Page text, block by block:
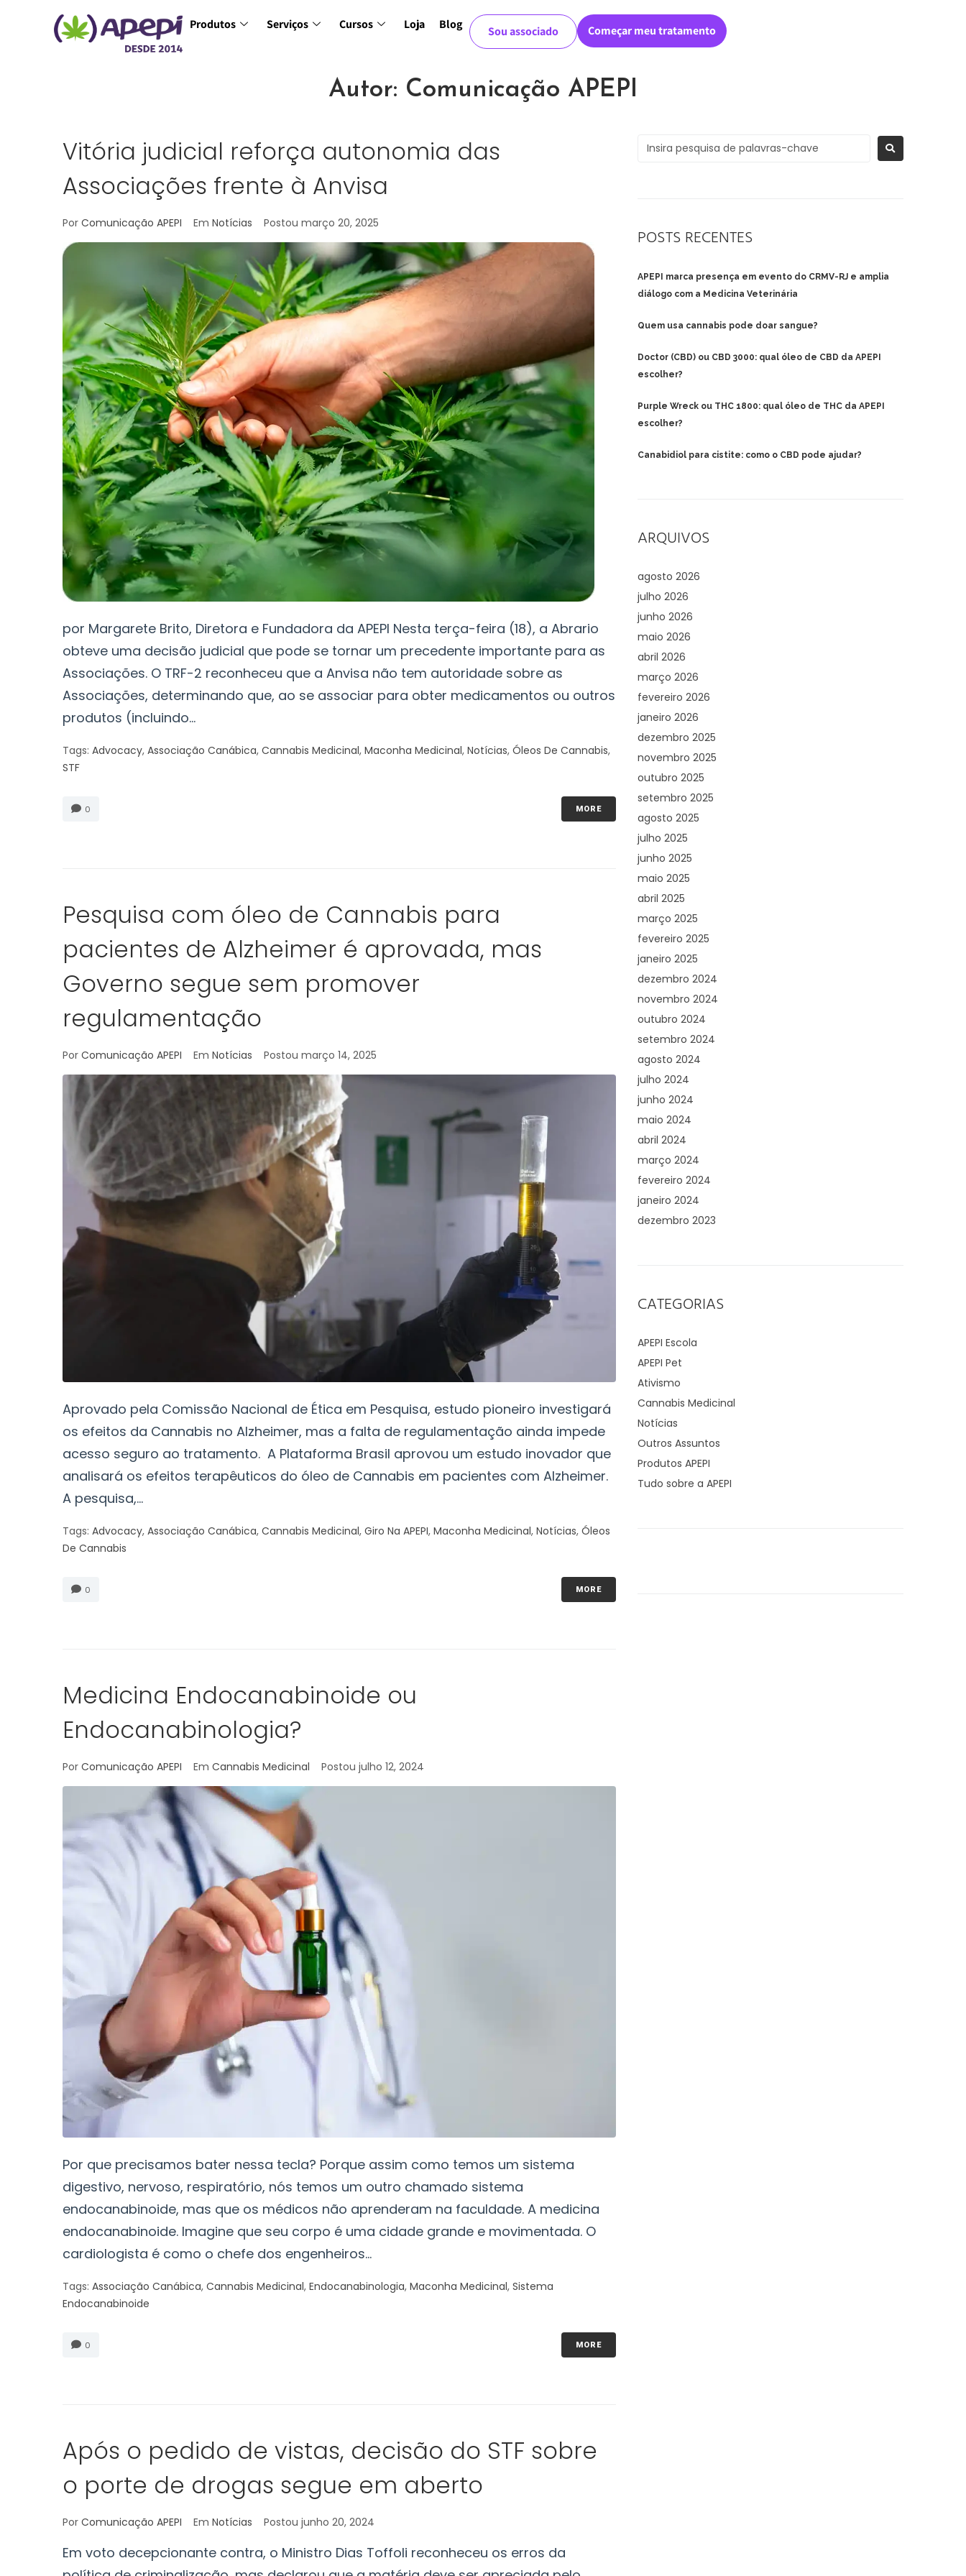
Produtos Serviços Cursos Loja Blog Sou associado Começar meu tratamento
Autor: Comunicação APEPI
Vitória judicial reforça autonomia das
Associações frente à Anvisa
Por Comunicação APEPI Em Notícias Postou março 20, 2025
por Margarete Brito, Diretora e Fundadora da APEPI Nesta terça-feira (18), a Abrario
obteve uma decisão judicial que pode se tornar um precedente importante para as
Associações. O TRF-2 reconheceu que a Anvisa não tem autoridade sobre as
Associações, determinando que, ao se associar para obter medicamentos ou outros
produtos (incluindo...
Tags: Advocacy, Associação Canábica, Cannabis Medicinal, Maconha Medicinal, Notícias, Óleos De Cannabis,
STF
0 MORE
Pesquisa com óleo de Cannabis para
pacientes de Alzheimer é aprovada, mas
Governo segue sem promover
regulamentação
Por Comunicação APEPI Em Notícias Postou março 14, 2025
Aprovado pela Comissão Nacional de Ética em Pesquisa, estudo pioneiro investigará
os efeitos da Cannabis no Alzheimer, mas a falta de regulamentação ainda impede
acesso seguro ao tratamento. A Plataforma Brasil aprovou um estudo inovador que
analisará os efeitos terapêuticos do óleo de Cannabis em pacientes com Alzheimer.
A pesquisa,...
Tags: Advocacy, Associação Canábica, Cannabis Medicinal, Giro Na APEPI, Maconha Medicinal, Notícias, Óleos
De Cannabis
0 MORE
Medicina Endocanabinoide ou
Endocanabinologia?
Por Comunicação APEPI Em Cannabis Medicinal Postou julho 12, 2024
Por que precisamos bater nessa tecla? Porque assim como temos um sistema
digestivo, nervoso, respiratório, nós temos um outro chamado sistema
endocanabinoide, mas que os médicos não aprenderam na faculdade. A medicina
endocanabinoide. Imagine que seu corpo é uma cidade grande e movimentada. O
cardiologista é como o chefe dos engenheiros...
Tags: Associação Canábica, Cannabis Medicinal, Endocanabinologia, Maconha Medicinal, Sistema
Endocanabinoide
0 MORE
Após o pedido de vistas, decisão do STF sobre
o porte de drogas segue em aberto
Por Comunicação APEPI Em Notícias Postou junho 20, 2024
Em voto decepcionante contra, o Ministro Dias Toffoli reconheceu os erros da
POSTS RECENTES
APEPI marca presença em evento do CRMV-RJ e amplia
diálogo com a Medicina Veterinária
Quem usa cannabis pode doar sangue?
Doctor (CBD) ou CBD 3000: qual óleo de CBD da APEPI
escolher?
Purple Wreck ou THC 1800: qual óleo de THC da APEPI
escolher?
Canabidiol para cistite: como o CBD pode ajudar?
ARQUIVOS
agosto 2026
julho 2026
junho 2026
maio 2026
abril 2026
março 2026
fevereiro 2026
janeiro 2026
dezembro 2025
novembro 2025
outubro 2025
setembro 2025
agosto 2025
julho 2025
junho 2025
maio 2025
abril 2025
março 2025
fevereiro 2025
janeiro 2025
dezembro 2024
novembro 2024
outubro 2024
setembro 2024
agosto 2024
julho 2024
junho 2024
maio 2024
abril 2024
março 2024
fevereiro 2024
janeiro 2024
dezembro 2023
CATEGORIAS
APEPI Escola
APEPI Pet
Ativismo
Cannabis Medicinal
Notícias
Outros Assuntos
Produtos APEPI
Tudo sobre a APEPI